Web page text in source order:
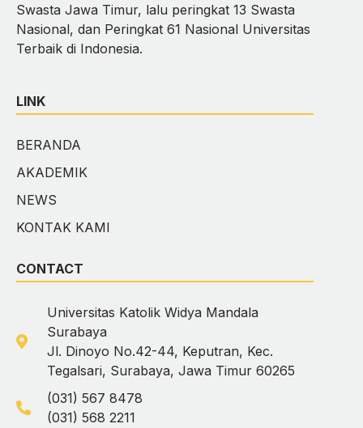
Swasta Jawa Timur, lalu peringkat 13 Swasta
Nasional, dan Peringkat 61 Nasional Universitas
Terbaik di Indonesia.
LINK
BERANDA
AKADEMIK
NEWS
KONTAK KAMI
CONTACT
Universitas Katolik Widya Mandala
Surabaya
Jl. Dinoyo No.42-44, Keputran, Kec.
Tegalsari, Surabaya, Jawa Timur 60265
(031) 567 8478
(031) 568 2211